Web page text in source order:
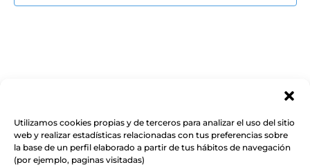
Utilizamos cookies propias y de terceros para analizar el uso del sitio
web y realizar estadísticas relacionadas con tus preferencias sobre
la base de un perfil elaborado a partir de tus hábitos de navegación
(por ejemplo, paginas visitadas)